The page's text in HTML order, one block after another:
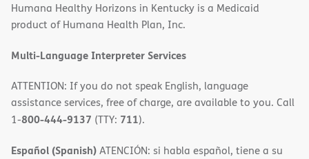
new
window)
Humana Healthy Horizons in Kentucky is a Medicaid
product of Humana Health Plan, Inc.
Multi-Language Interpreter Services
ATTENTION: If you do not speak English, language
assistance services, free of charge, are available to you. Call
1-800-444-9137 (TTY: 711).
Español (Spanish)ATENCIÓN: si habla español, tiene a su